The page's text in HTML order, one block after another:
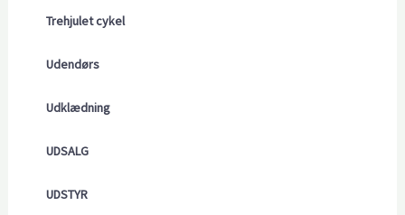
Trehjulet cykel
Udendørs
Udklædning
UDSALG
UDSTYR